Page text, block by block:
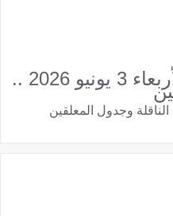
جدول مباريات اليوم الأربعاء 3 يونيو 2026 ..
وجدول المعلقين